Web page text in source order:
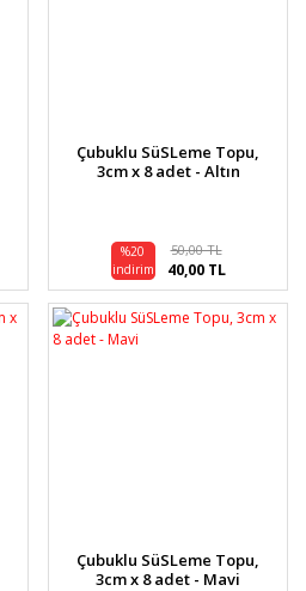
Çubuklu SüSLeme Topu,
3cm x 8 adet - Altın
%20
indirim
50,00 TL
40,00 TL
Çubuklu SüSLeme Topu,
3cm x 8 adet - Mavi